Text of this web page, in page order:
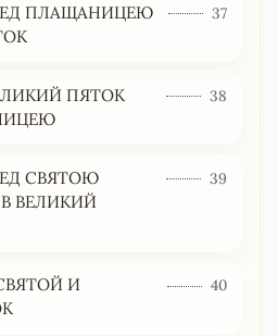
ПЛАЩАНИЦЕЮ
37
ПЯТОК
38
СВЯТОЮ
ВЕЛИКИЙ
39
И
40